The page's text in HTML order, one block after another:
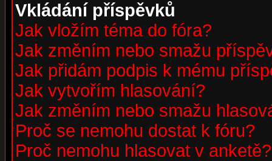
Vkládání příspěvků
Jak vložím téma do fóra?
Jak změním nebo smažu
Jak přidám podpis k mému
Jak vytvořím hlasování?
Jak změním nebo smažu
Proč se nemohu dostat k fóru?
Proč nemohu hlasovat v anketě?